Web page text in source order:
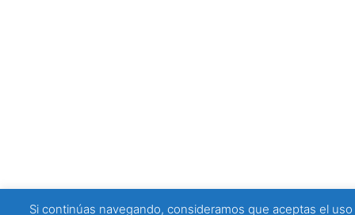
Si continúas navegando, consideramos que aceptas el